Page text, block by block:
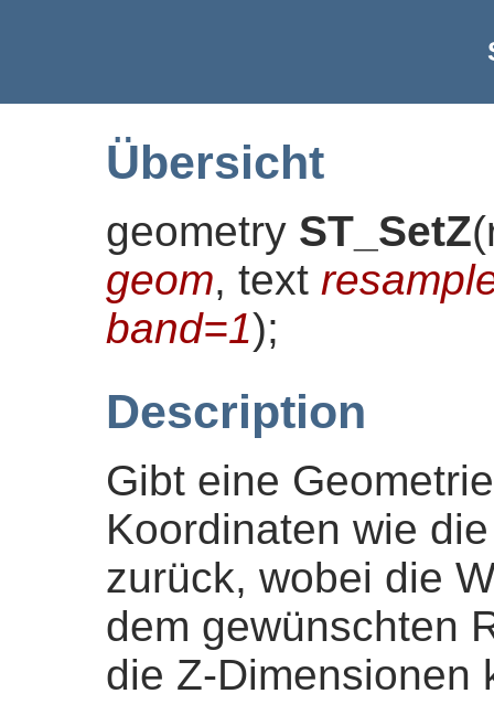
Übersicht
geometry ST_SetZ(
geom, text
band=1);
Description
Gibt eine
Koordinaten wie
zurück, wobei die
dem gewünschten
die Z-Dimensionen